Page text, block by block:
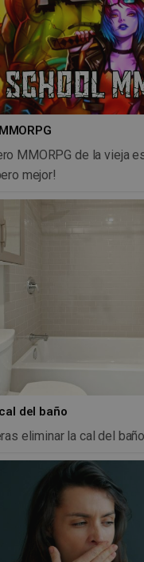
MMORPG de la vieja
mejor!
del baño
eliminar la cal del